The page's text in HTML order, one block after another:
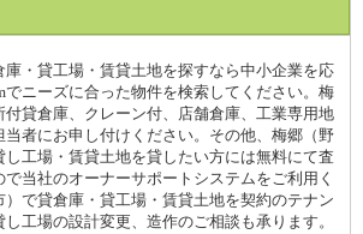
・貸工場・賃貸土地を探すなら中小企業を応
でニーズに合った物件を検索してください。梅
貸倉庫、クレーン付、店舗倉庫、工業専用地
者にお申し付けください。その他、梅郷（野
し工場・賃貸土地を貸したい方には無料にて査
当社のオーナーサポートシステムをご利用く
）で貸倉庫・貸工場・賃貸土地を契約のテナン
し工場の設計変更、造作のご相談も承ります。